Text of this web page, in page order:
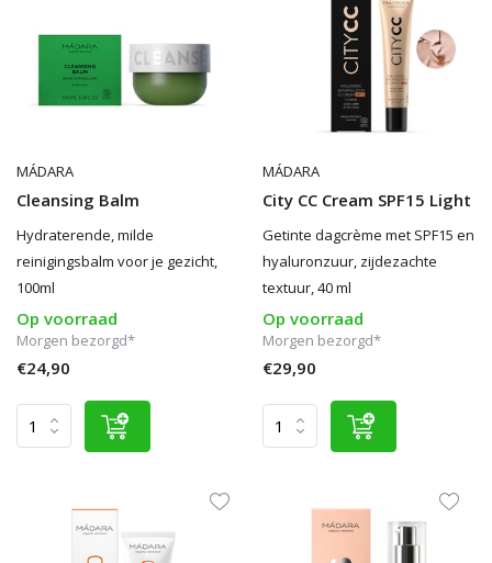
MÁDARA
Cleansing Balm
Hydraterende, milde
reinigingsbalm voor je gezicht,
100ml
Op voorraad
Morgen bezorgd*
€24,90
MÁDARA
City CC Cream SPF15 Light
Getinte dagcrème met SPF15 en
hyaluronzuur, zijdezachte
textuur, 40 ml
Op voorraad
Morgen bezorgd*
€29,90